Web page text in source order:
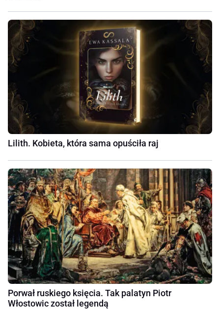
Lilith. Kobieta, która sama opuściła raj
Porwał ruskiego księcia. Tak palatyn Piotr
Włostowic został legendą